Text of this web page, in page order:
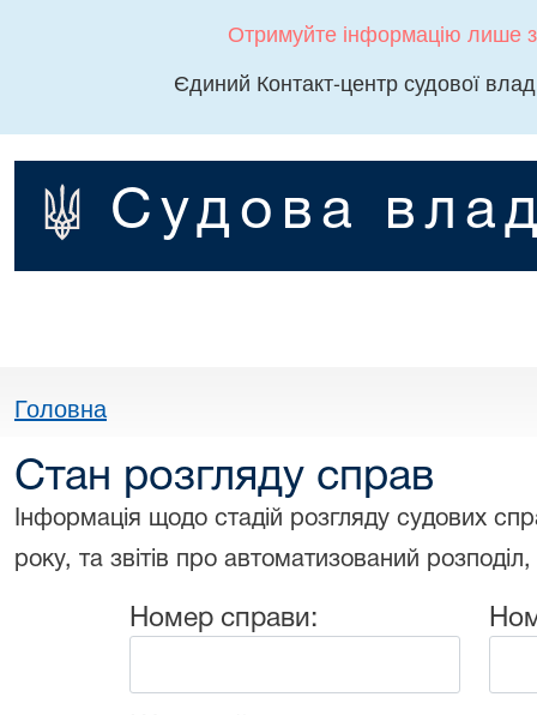
Отримуйте інформацію лише
Єдиний Контакт-центр судової
Судова
Головна
Стан розгляду справ
Інформація щодо стадій розгляду судових
року, та звітів про автоматизований
Номер справи: